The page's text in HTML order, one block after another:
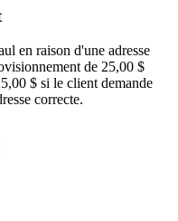
en raison d'une adresse
de 25,00 $
$ si le client demande
correcte.